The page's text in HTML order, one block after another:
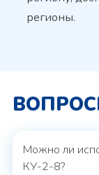
регионы.
Можно ли
КУ-2-8?